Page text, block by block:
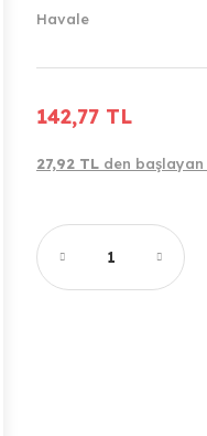
Havale
142,77 TL
27,92 TL den